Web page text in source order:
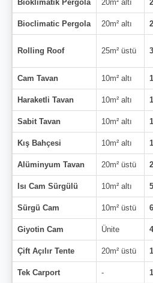
Bioklimatik Pergola 20m² altı
Bioclimatic Pergola 20m² altı
Rolling Roof 25m² üstü
Cam Tavan 10m² altı
Haraketli Tavan 10m² altı
Sabit Tavan 10m² altı
Kış Bahçesi 10m² altı
Alüminyum Tavan 20m² üstü
Isı Cam Sürgülü 10m² altı
Sürgü Cam 10m² üstü
Giyotin Cam Ünite
Çift Açılır Tente 20m² üstü
Tek Carport -